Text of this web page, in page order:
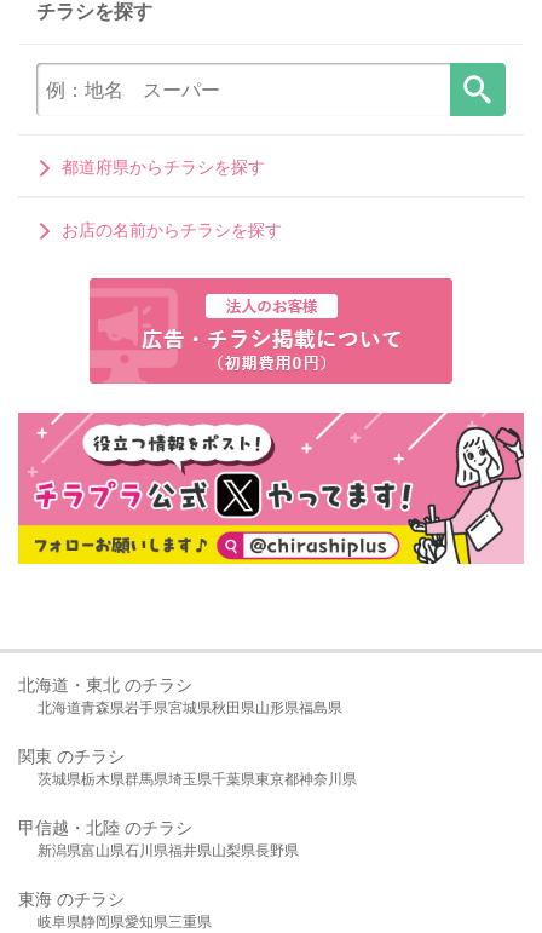
チラシを探す
都道府県からチラシを探す
お店の名前からチラシを探す
北海道・東北 のチラシ
北海道青森県岩手県宮城県秋田県山形県福島県
関東 のチラシ
茨城県栃木県群馬県埼玉県千葉県東京都神奈川県
甲信越・北陸 のチラシ
新潟県富山県石川県福井県山梨県長野県
東海 のチラシ
岐阜県静岡県愛知県三重県